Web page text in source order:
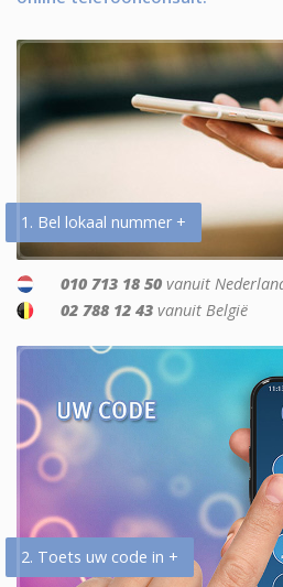
1. Bel lokaal nummer +
010 713 18 50 vanuit
02 788 12 43 vanuit België
2. Toets uw code in +